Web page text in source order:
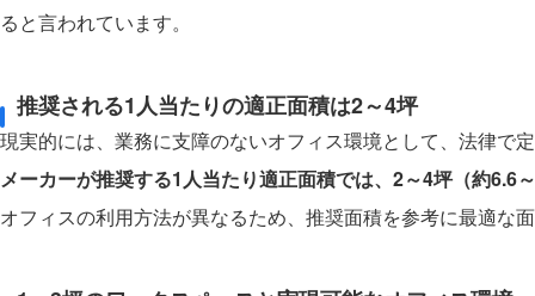
ると言われています。
推奨される1人当たりの適正面積は2～4坪
現実的には、業務に支障のないオフィス環境として、法律で
メーカーが推奨する1人当たり適正面積では、2～4坪（約6.6
オフィスの利用方法が異なるため、推奨面積を参考に最適な